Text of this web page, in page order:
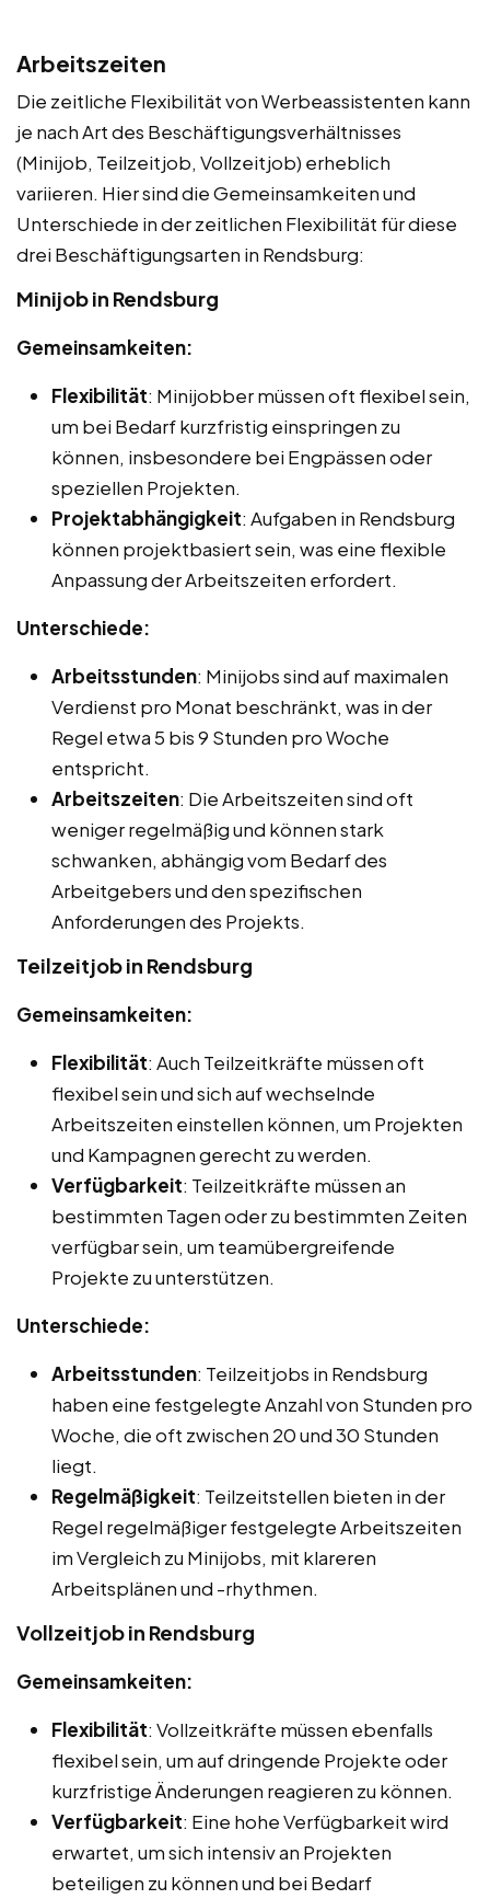
Arbeitszeiten
Die zeitliche Flexibilität von Werbeassistenten kann
je nach Art des Beschäftigungsverhältnisses
(Minijob, Teilzeitjob, Vollzeitjob) erheblich
variieren. Hier sind die Gemeinsamkeiten und
Unterschiede in der zeitlichen Flexibilität für diese
drei Beschäftigungsarten in Rendsburg:
Minijob in Rendsburg
Gemeinsamkeiten:
Flexibilität: Minijobber müssen oft flexibel sein,
um bei Bedarf kurzfristig einspringen zu
können, insbesondere bei Engpässen oder
speziellen Projekten.
Projektabhängigkeit: Aufgaben in Rendsburg
können projektbasiert sein, was eine flexible
Anpassung der Arbeitszeiten erfordert.
Unterschiede:
Arbeitsstunden: Minijobs sind auf maximalen
Verdienst pro Monat beschränkt, was in der
Regel etwa 5 bis 9 Stunden pro Woche
entspricht.
Arbeitszeiten: Die Arbeitszeiten sind oft
weniger regelmäßig und können stark
schwanken, abhängig vom Bedarf des
Arbeitgebers und den spezifischen
Anforderungen des Projekts.
Teilzeitjob in Rendsburg
Gemeinsamkeiten:
Flexibilität: Auch Teilzeitkräfte müssen oft
flexibel sein und sich auf wechselnde
Arbeitszeiten einstellen können, um Projekten
und Kampagnen gerecht zu werden.
Verfügbarkeit: Teilzeitkräfte müssen an
bestimmten Tagen oder zu bestimmten Zeiten
verfügbar sein, um teamübergreifende
Projekte zu unterstützen.
Unterschiede:
Arbeitsstunden: Teilzeitjobs in Rendsburg
haben eine festgelegte Anzahl von Stunden pro
Woche, die oft zwischen 20 und 30 Stunden
liegt.
Regelmäßigkeit: Teilzeitstellen bieten in der
Regel regelmäßiger festgelegte Arbeitszeiten
im Vergleich zu Minijobs, mit klareren
Arbeitsplänen und -rhythmen.
Vollzeitjob in Rendsburg
Gemeinsamkeiten:
Flexibilität: Vollzeitkräfte müssen ebenfalls
flexibel sein, um auf dringende Projekte oder
kurzfristige Änderungen reagieren zu können.
Verfügbarkeit: Eine hohe Verfügbarkeit wird
erwartet, um sich intensiv an Projekten
beteiligen zu können und bei Bedarf